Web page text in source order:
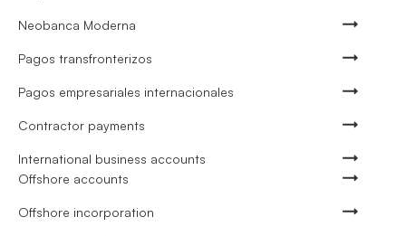
Neobanca Moderna
Pagos transfronterizos
Pagos empresariales internacionales
Contractor payments
International business accounts
Offshore accounts
Offshore incorporation